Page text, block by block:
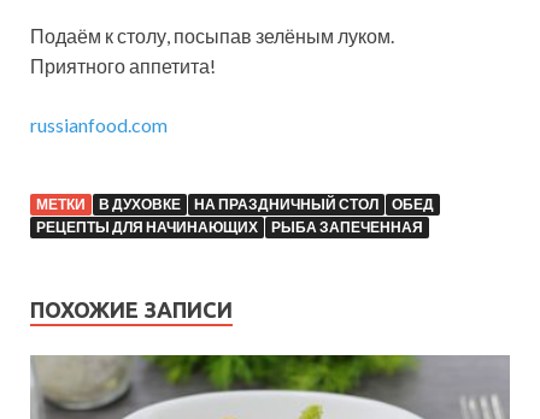
Подаём к столу, посыпав зелёным луком.
Приятного аппетита!
russianfood.com
МЕТКИ В ДУХОВКЕ НА ПРАЗДНИЧНЫЙ СТОЛ
ОБЕД
РЕЦЕПТЫ ДЛЯ НАЧИНАЮЩИХ
РЫБА ЗАПЕЧЕННАЯ
ПОХОЖИЕ ЗАПИСИ